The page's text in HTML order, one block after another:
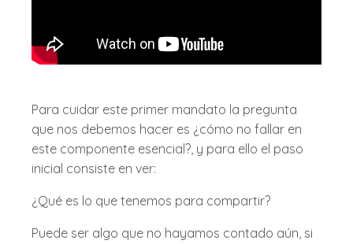
Para cuidar este primer mandato la pregunta
que nos debemos hacer es ¿cómo no fallar en
este componente esencial?, y para ello el paso
inicial consiste en ver:
¿Qué es lo que tenemos para compartir?
Puede ser algo que no hayamos contado aún, si